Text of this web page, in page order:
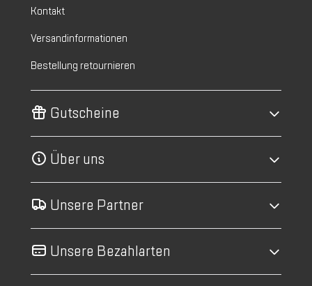
Kontakt
Versandinformationen
Bestellung retournieren
Gutscheine
Über uns
Unsere Partner
Unsere Bezahlarten